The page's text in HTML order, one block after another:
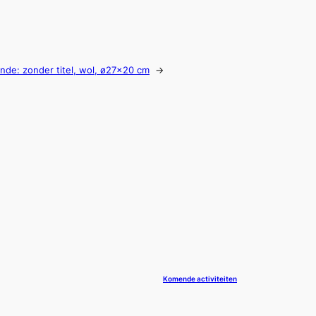
zonder titel, wol, ø27×20 cm →
Komende activiteiten